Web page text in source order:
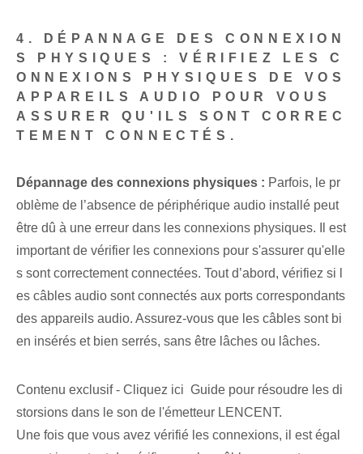
4. DÉPANNAGE DES CONNEXION
S PHYSIQUES : VÉRIFIEZ LES C
ONNEXIONS PHYSIQUES DE VOS
APPAREILS AUDIO POUR VOUS
ASSURER QU'ILS SONT CORREC
TEMENT CONNECTÉS.
Dépannage des connexions physiques : Parfois, le pr
oblème de l’absence de périphérique audio installé peut
être dû à une erreur dans les connexions physiques. Il est
important de vérifier les connexions pour s'assurer qu'elle
s sont correctement connectées. Tout d’abord, vérifiez si l
es câbles audio sont connectés aux ports correspondants
des appareils audio. Assurez-vous que les câbles sont bi
en insérés et bien serrés, sans être lâches ou lâches.
Contenu exclusif - Cliquez ici Guide pour résoudre les di
storsions dans le son de l'émetteur LENCENT.
Une fois que vous avez vérifié les connexions, il est égal